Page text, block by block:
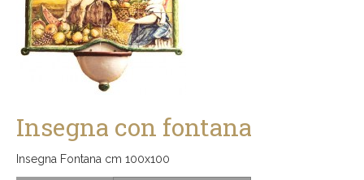
Insegna con fontana
Insegna Fontana cm 100x100